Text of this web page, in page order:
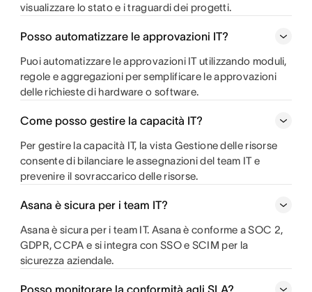
visualizzare lo stato e i traguardi dei progetti.
Posso automatizzare le approvazioni IT?
Puoi automatizzare le approvazioni IT utilizzando moduli,
regole e aggregazioni per semplificare le approvazioni
delle richieste di hardware o software.
Come posso gestire la capacità IT?
Per gestire la capacità IT, la vista Gestione delle risorse
consente di bilanciare le assegnazioni del team IT e
prevenire il sovraccarico delle risorse.
Asana è sicura per i team IT?
Asana è sicura per i team IT. Asana è conforme a SOC 2,
GDPR, CCPA e si integra con SSO e SCIM per la
sicurezza aziendale.
Posso monitorare la conformità agli SLA?